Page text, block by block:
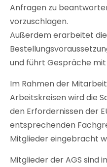
Anfragen zu
vorzuschlagen.
Außerdem erarbeitet die
und führt Gespräche
Im Rahmen der
Arbeitskreisen wird die
den Erfordernissen der
entsprechenden
Mitglieder eingebracht
Mitglieder der AGS sind